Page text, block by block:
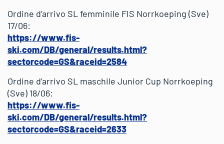
Ordine d’arrivo SL femminile FIS Norrkoeping (Sve)
17/06:
https://www.fis-
ski.com/DB/general/results.html?
sectorcode=GS&raceid=2584
Ordine d’arrivo SL maschile Junior Cup Norrkoeping
(Sve) 18/06:
https://www.fis-
ski.com/DB/general/results.html?
sectorcode=GS&raceid=2633